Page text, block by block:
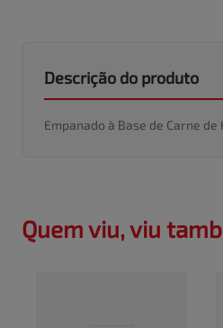
Descrição do produto
Empanado à Base de Carne de
Quem viu, viu